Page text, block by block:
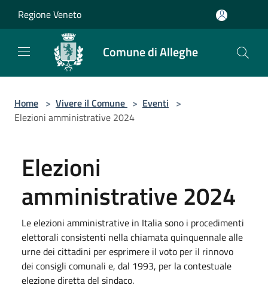
Regione Veneto
Comune di Alleghe
Home > Vivere il Comune > Eventi >
Elezioni amministrative 2024
Elezioni
amministrative 2024
Le elezioni amministrative in Italia sono i procedimenti
elettorali consistenti nella chiamata quinquennale alle
urne dei cittadini per esprimere il voto per il rinnovo
dei consigli comunali e, dal 1993, per la contestuale
elezione diretta del sindaco.